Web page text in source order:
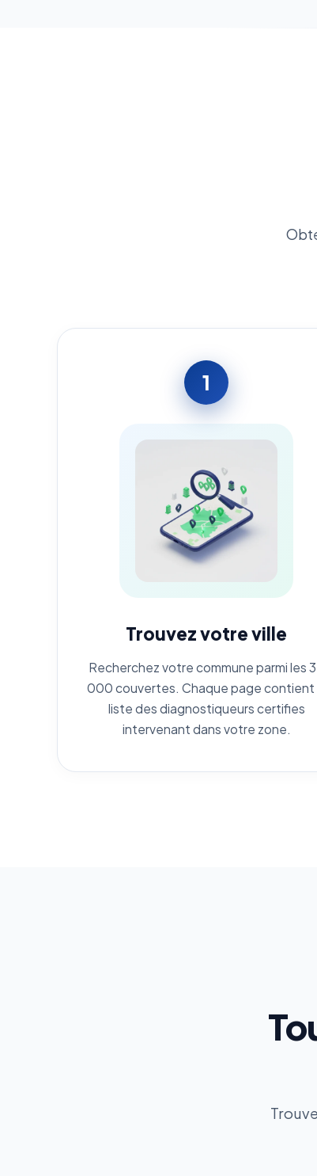
1
Trouvez votre ville
Recherchez votre commune parmi les
000 couvertes. Chaque page contient
liste des diagnostiqueurs certifies
intervenant dans votre zone.